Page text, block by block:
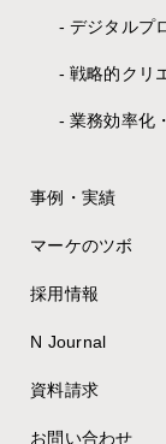
デジタルプ
戦略的クリ
業務効率化
事例・実績
マーケのツボ
採用情報
N Journal
資料請求
お問い合わせ